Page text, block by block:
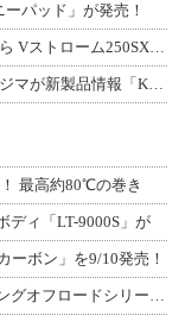
パッド」が発売！
ゲル素材入りで快適＆足つき向上！ デイトナから Vストローム250SX用「快適ロ
ミラー用撥水フィルム「レインオフ」登場！ キジマが新製品情報「KIJIMA NE
最高約80℃の巻き
ディ「LT-9000S」が
ーボン」を9/10発売！
クシタニのモトクロス用ウェア「ムーブレーシングオフロードシリーズ」3アイテムが登